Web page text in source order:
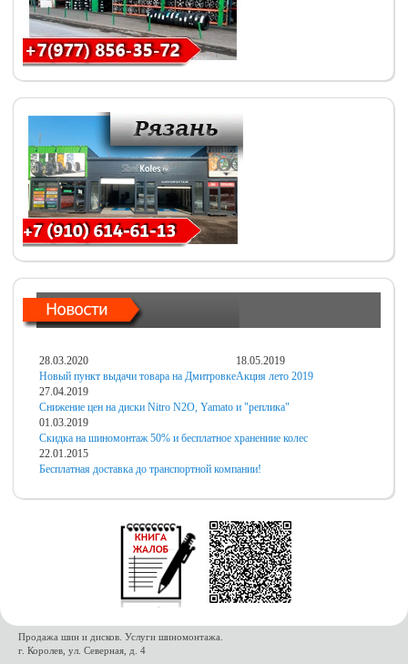
28.03.2020
Новый пункт выдачи товара на Дмитровке
18.05.2019
Акция лето 2019
27.04.2019
Снижение цен на диски Nitro N2O, Yamato и "реплика"
01.03.2019
Скидка на шиномонтаж 50% и бесплатное хранениие колес
22.01.2015
Бесплатная доставка до транспортной компании!
Продажа шин и дисков. Услуги шиномонтажа.
г. Королев, ул. Северная, д. 4